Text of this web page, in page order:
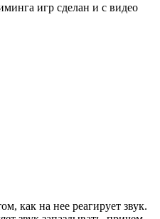
игр сделан и с видео
как на нее реагирует звук.